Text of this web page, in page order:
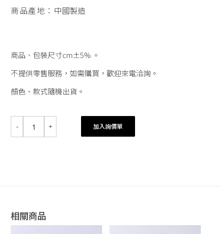
商品產地： 中國製造
商品、包裝尺寸cm±5% 。
不提供零售服務，如需購買，歡迎來電洽詢。
顏色、款式隨機出貨。
加入詢價單
相關商品